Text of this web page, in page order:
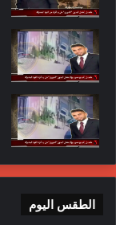
الطقس اليوم